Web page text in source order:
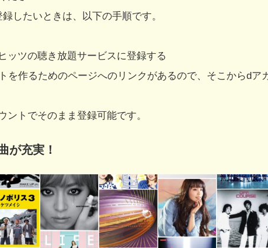
したいときは、以下の手順です。
ツの聴き放題サービスに登録する
を作るためのページへのリンクがあるので、そこからdア
ントでそのまま登録可能です。
が充実！